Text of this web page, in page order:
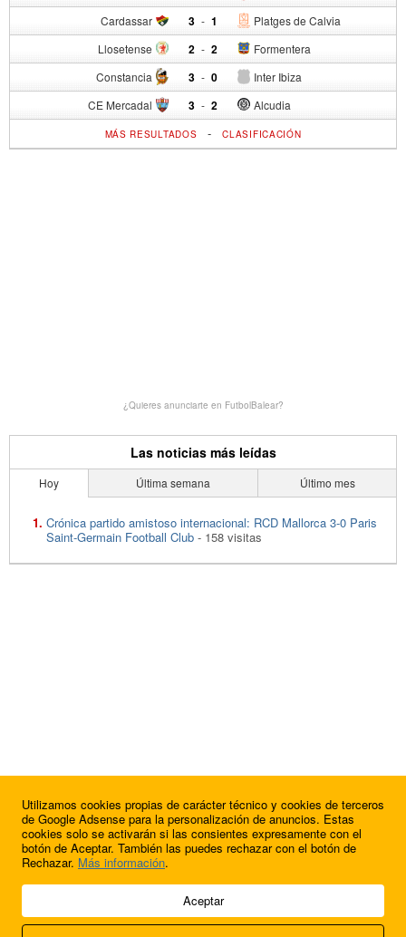
Cardassar 3 - Platges de Calvia
1
Llosetense 2 - Formentera
2
Constancia 3 - Inter Ibiza
0
CE Mercadal 3 - Alcudia
2
MÁS RESULTADOS -CLASIFICACIÓN
¿Quieres anunciarte en FutbolBalear?
Las noticias más leídas
Hoy Última semana Último mes
Crónica partido amistoso internacional: RCD Mallorca 3-0 Paris
Saint-Germain Football Club - 158 visitas
© 2009 - 2026 Soluciones Corporativas IP, SL.
Utilizamos cookies propias de carácter técnico y cookies de terceros
de Google Adsense para la personalización de anuncios. Estas
cookies solo se activarán si las consientes expresamente con el
botón de Aceptar. También las puedes rechazar con el botón de
Rechazar. Más información.
Aceptar